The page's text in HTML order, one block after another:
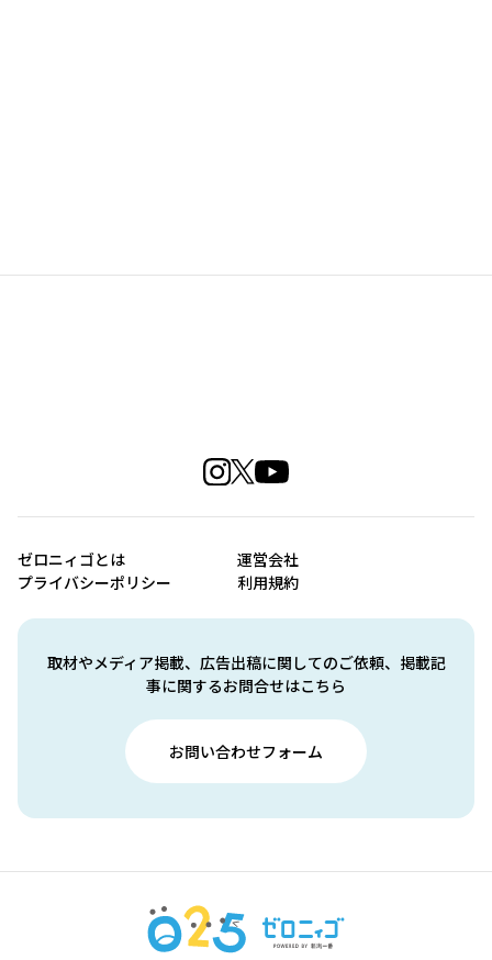
取材やメディア掲載、広告出稿に関してのご依頼、掲載記
事に関するお問合せはこちら
お問い合わせフォーム
ゼロニィゴとは
運営会社
プライバシーポリシー
利用規約